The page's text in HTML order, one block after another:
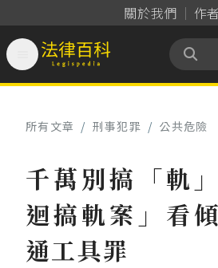
關於我們 作
法律百科 Legispedia
所有文章 / 刑事犯罪 / 公共危險
千萬別搞「軌
迴搞軌案」看
通工具罪